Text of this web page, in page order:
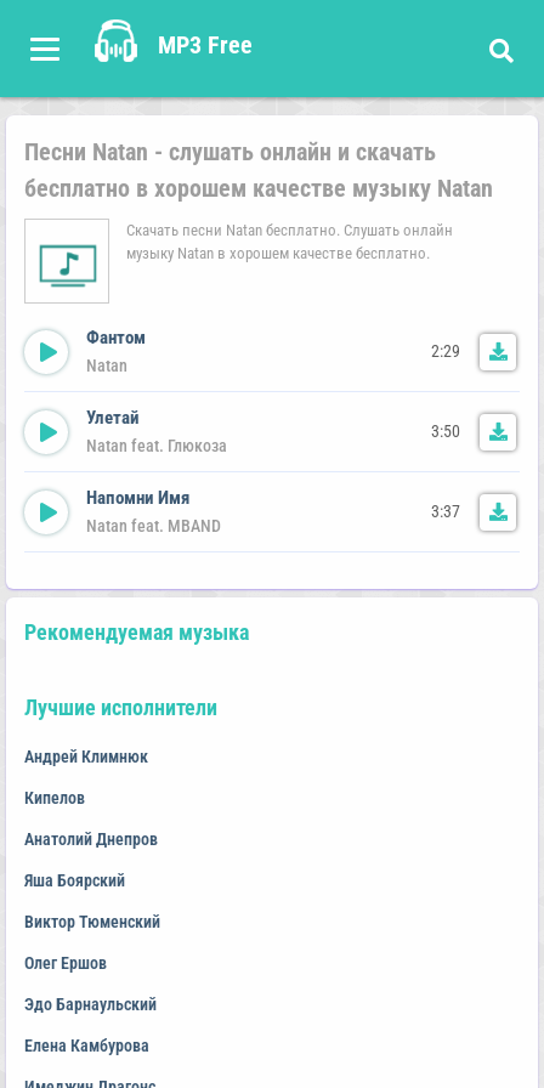
MP3 Free
Песни Natan - слушать онлайн и скачать
бесплатно в хорошем качестве музыку Natan
Скачать песни Natan бесплатно. Слушать онлайн
музыку Natan в хорошем качестве бесплатно.
Фантом
Natan
2:29
Улетай
Natan feat. Глюкоза
3:50
Напомни Имя
Natan feat. MBAND
3:37
Рекомендуемая музыка
Лучшие исполнители
Андрей Климнюк
Кипелов
Анатолий Днепров
Яша Боярский
Виктор Тюменский
Олег Ершов
Эдо Барнаульский
Елена Камбурова